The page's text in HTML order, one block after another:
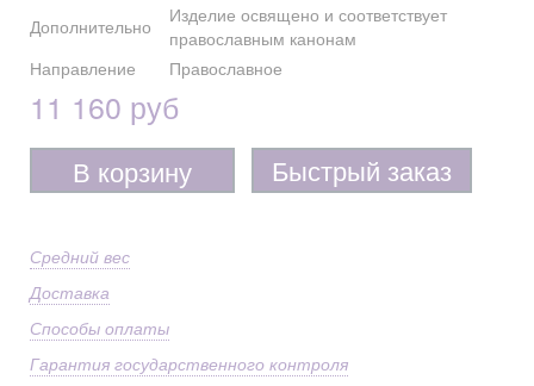
Дополнительно
Изделие освящено и соответствует
православным канонам
Направление
Православное
11 160 руб
В корзину Быстрый заказ
Средний вес
Доставка
Способы оплаты
Гарантия государственного контроля